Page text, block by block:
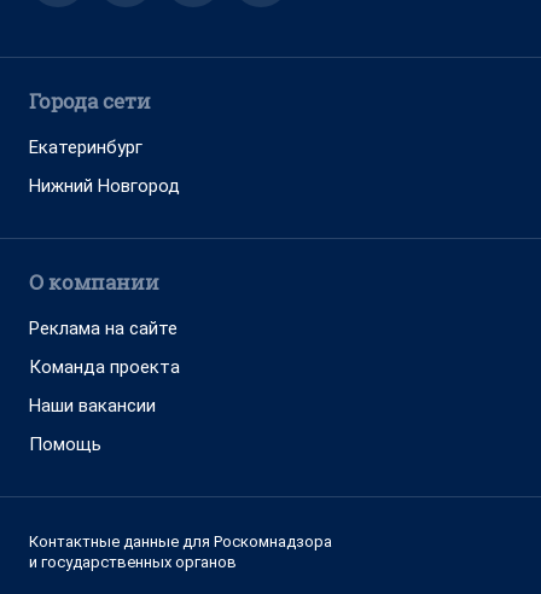
Города сети
Екатеринбург
Нижний Новгород
О компании
Реклама на сайте
Команда проекта
Наши вакансии
Помощь
Контактные данные для Роскомнадзора
и государственных органов